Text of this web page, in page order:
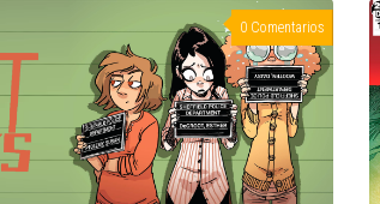
0 Comentarios